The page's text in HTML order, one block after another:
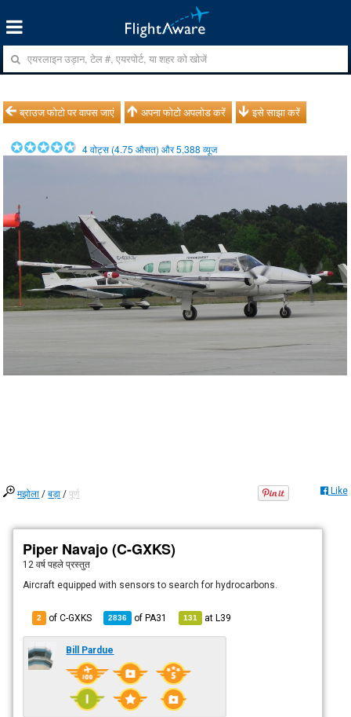
ब्राउज फोटो पर वापस जाएं अपना फोटो अपलोड करें इसे साझा करें
4वोट्स (4.75 औसत) और5,388 व्यूज
मझोला /बड़ा /पूर्ण Like
Piper Navajo (C-GXKS)
12 वर्ष पहले प्रस्तुत
Aircraft equipped with sensors to search for hydrocarbons.
2 of C-GXKS 2836 ofPA31 131 atL39
Bill Pardue